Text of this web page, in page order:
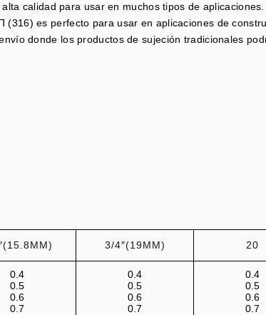
calidad para usar en muchos tipos de aplicaciones.
(316) es perfecto para usar en aplicaciones de
donde los productos de sujeción tradicionales
3/4″(19MM) 20
0.4
0.5
0.6
0.7
0.4
0.5
0.6
0.7
0.4
0.5
0.6
0.7